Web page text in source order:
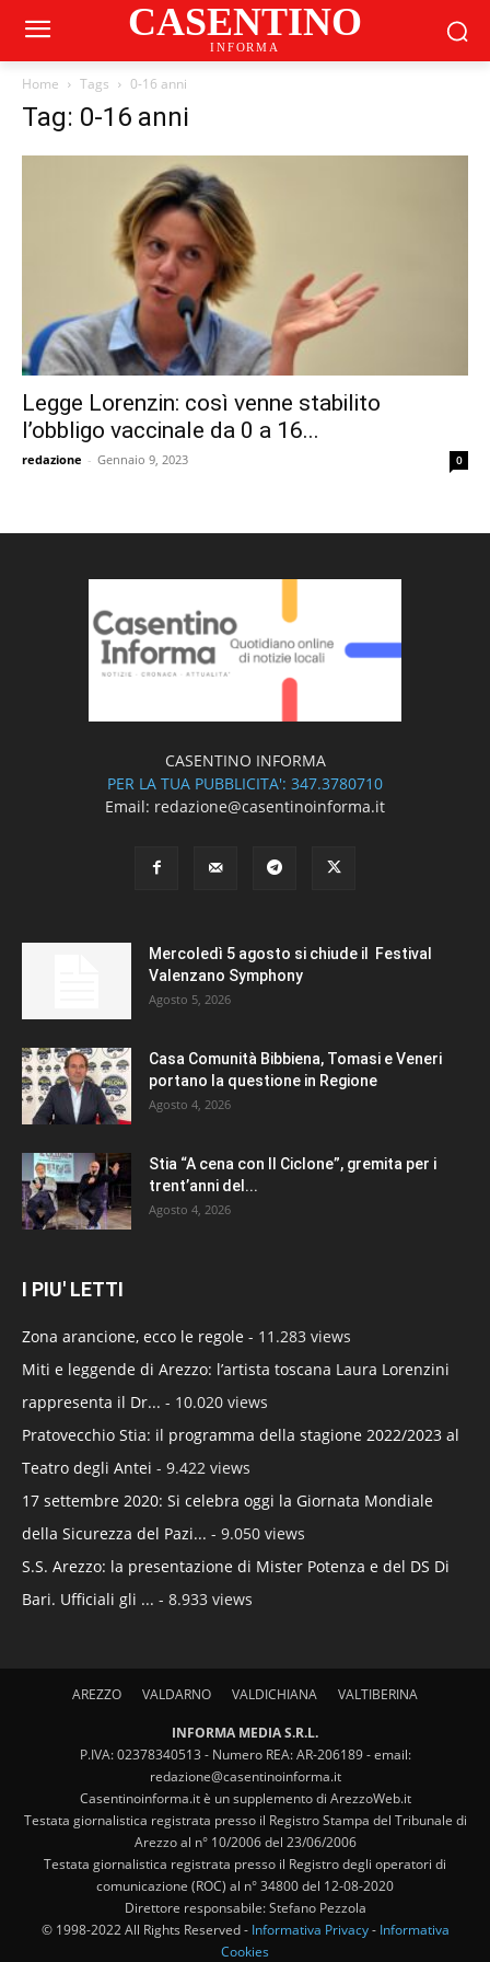
CASENTINO
INFORMA
Home Tags 0-16 anni
Tag: 0-16 anni
Legge Lorenzin: così venne stabilito
l’obbligo vaccinale da 0 a 16...
redazione - Gennaio 9, 2023 0
CASENTINO INFORMA
PER LA TUA PUBBLICITA': 347.3780710
Email: redazione@casentinoinforma.it
Mercoledì 5 agosto si chiude il Festival
Valenzano Symphony
Agosto 5, 2026
Casa Comunità Bibbiena, Tomasi e Veneri
portano la questione in Regione
Agosto 4, 2026
Stia “A cena con Il Ciclone”, gremita per i
trent’anni del...
Agosto 4, 2026
I PIU' LETTI
Zona arancione, ecco le regole - 11.283 views
Miti e leggende di Arezzo: l’artista toscana Laura Lorenzini
rappresenta il Dr... - 10.020 views
Pratovecchio Stia: il programma della stagione 2022/2023 al
Teatro degli Antei - 9.422 views
17 settembre 2020: Si celebra oggi la Giornata Mondiale
della Sicurezza del Pazi... - 9.050 views
S.S. Arezzo: la presentazione di Mister Potenza e del DS Di
Bari. Ufficiali gli ... - 8.933 views
AREZZO VALDARNO VALDICHIANA VALTIBERINA
INFORMA MEDIA S.R.L.
P.IVA: 02378340513 - Numero REA: AR-206189 - email:
redazione@casentinoinforma.it
Casentinoinforma.it è un supplemento di ArezzoWeb.it
Testata giornalistica registrata presso il Registro Stampa del Tribunale di
Arezzo al n° 10/2006 del 23/06/2006
Testata giornalistica registrata presso il Registro degli operatori di
comunicazione (ROC) al n° 34800 del 12-08-2020
Direttore responsabile: Stefano Pezzola
© 1998-2022 All Rights Reserved - Informativa Privacy- Informativa
Cookies